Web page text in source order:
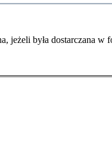
jeżeli była dostarczana